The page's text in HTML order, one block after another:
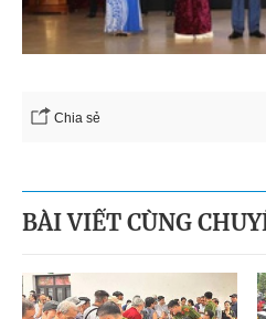
Chia sẻ
BÀI VIẾT CÙNG